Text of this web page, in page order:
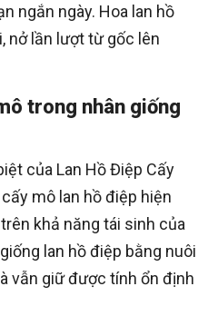
ngắn ngày. Hoa lan hồ
nở lần lượt từ gốc lên
trong nhân giống
của Lan Hồ Điệp Cấy
mô lan hồ điệp hiện
khả năng tái sinh của
lan hồ điệp bằng nuôi
vẫn giữ được tính ổn định